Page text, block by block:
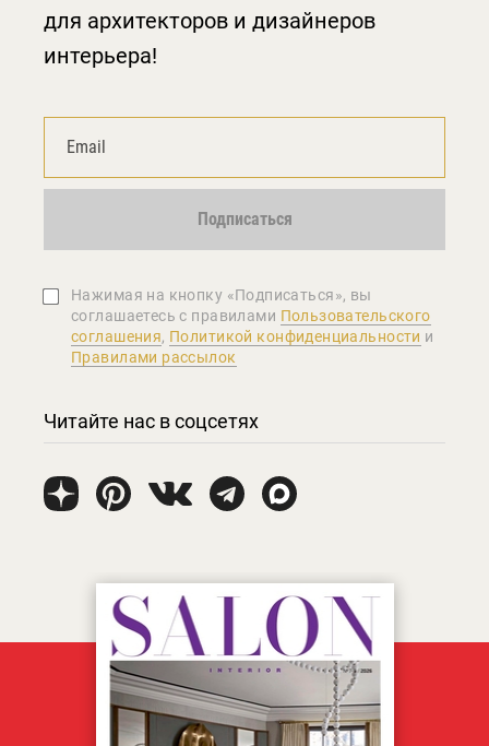
для архитекторов и дизайнеров
интерьера!
Подписаться
Нажимая на кнопку «Подписаться», вы
соглашаетеcь с правилами Пользовательского
соглашения, Политикой конфиденциальности и
Правилами рассылок
Читайте нас в соцсетях